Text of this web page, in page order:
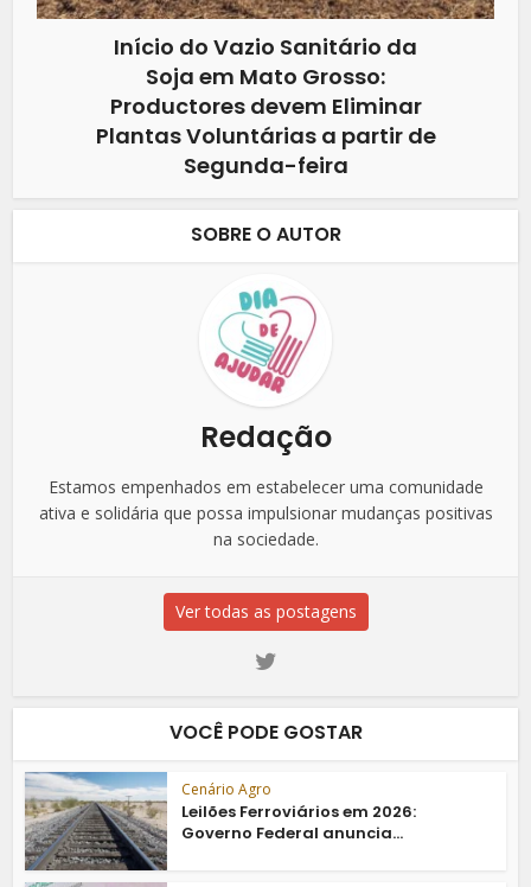
Início do Vazio Sanitário da
Soja em Mato Grosso:
Productores devem Eliminar
Plantas Voluntárias a partir de
Segunda-feira
SOBRE O AUTOR
Redação
Estamos empenhados em estabelecer uma comunidade
ativa e solidária que possa impulsionar mudanças positivas
na sociedade.
Ver todas as postagens
VOCÊ PODE GOSTAR
Cenário Agro
Leilões Ferroviários em 2026:
Governo Federal anuncia...